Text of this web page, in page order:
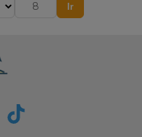
Ir